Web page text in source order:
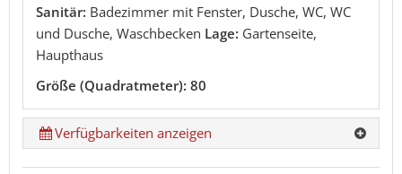
Sanitär: Badezimmer mit Fenster, Dusche, WC, WC
und Dusche, Waschbecken Lage: Gartenseite,
Haupthaus
Größe (Quadratmeter): 80
Verfügbarkeiten anzeigen